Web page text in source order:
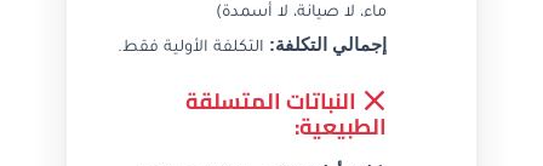
ماء، لا صيانة، لا أسمدة)
إجمالي التكلفة: التكلفة الأولية فقط.
النباتات المتسلقة
الطبيعية: